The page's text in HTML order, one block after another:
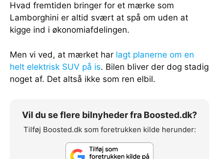
Hvad fremtiden bringer for et mærke som
Lamborghini er altid svært at spå om uden at
kigge ind i økonomiafdelingen.
Men vi ved, at mærket har lagt planerne om en
helt elektrisk SUV på is. Bilen bliver der dog stadig
noget af. Det altså ikke som ren elbil.
Vil du se flere bilnyheder fra Boosted.dk?
Tilføj Boosted.dk som foretrukken kilde herunder: